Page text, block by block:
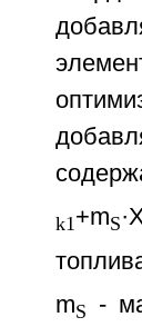
k1+mS
mS
-